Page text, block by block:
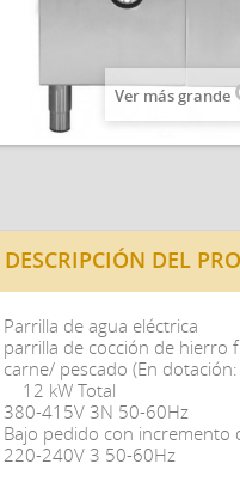
Ver más grande
DESCRIPCIÓN DEL
Parrilla de agua eléctrica
parrilla de cocción de hierro
carne/ pescado (En
12 kW Total
380-415V 3N 50-60Hz
Bajo pedido con incremento
220-240V 3 50-60Hz